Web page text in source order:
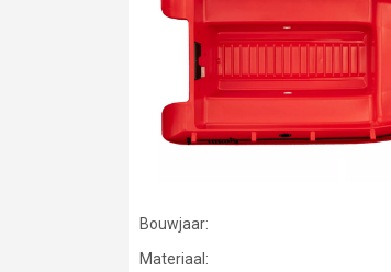
Bouwjaar:
Materiaal: